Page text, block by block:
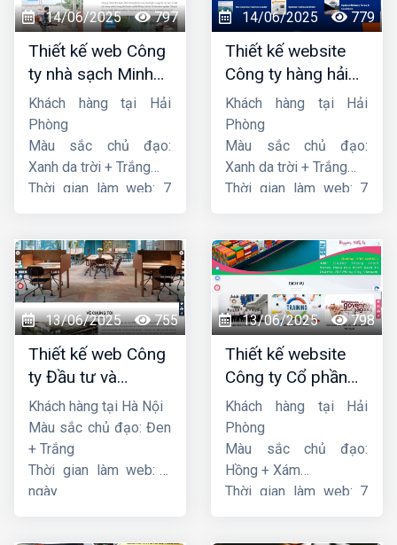
14/06/2025 797
Thiết kế web Công
ty nhà sạch Minh
Dương
Khách hàng tại Hải
Phòng
Màu sắc chủ đạo:
Xanh da trời + Trắng
Thời gian làm web: 7
14/06/2025 779
Thiết kế website
Công ty hàng hải
liên minh
Khách hàng tại Hải
Phòng
Màu sắc chủ đạo:
Xanh da trời + Trắng
Thời gian làm web: 7
13/06/2025 755
Thiết kế web Công
ty Đầu tư và
Thương mại Five-
Star
Khách hàng tại Hà Nội
Màu sắc chủ đạo: Đen
+ Trắng
Thời gian làm web: 7
ngày
13/06/2025 798
Thiết kế website
Công ty Cổ phần
dịch vụ hàng hải
Sen
Khách hàng tại Hải
Phòng
Màu sắc chủ đạo:
Hồng + Xám
Thời gian làm web: 7